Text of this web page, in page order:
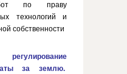
по праву
технологий и
собственности
за землю.